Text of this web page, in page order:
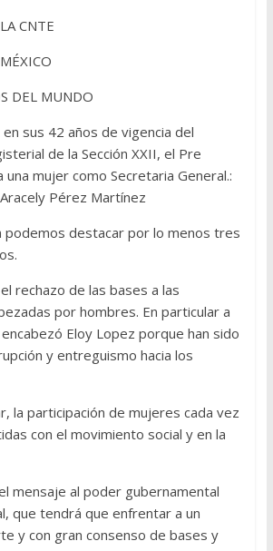
CNTE
DEL MUNDO
sus 42 años de vigencia del
de la Sección XXII, el Pre
una mujer como Secretaria General.:
Pérez Martínez
podemos destacar por lo menos tres
rechazo de las bases a las
por hombres. En particular a
Eloy Lopez porque han sido
y entreguismo hacia los
la participación de mujeres cada vez
con el movimiento social y en la
mensaje al poder gubernamental
que tendrá que enfrentar a un
y con gran consenso de bases y